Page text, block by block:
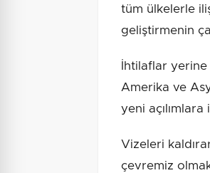
tüm ülkelerle
geliştirmenin
İhtilaflar
Amerika ve
yeni açılımlara
Vizeleri
çevremiz